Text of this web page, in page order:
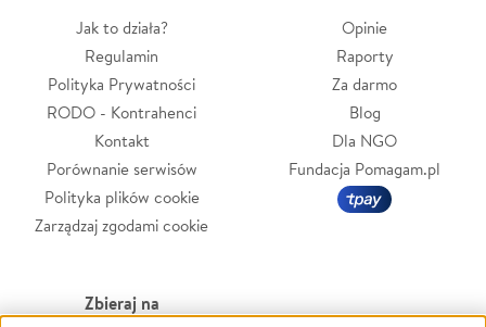
Jak to działa?
Regulamin
Polityka Prywatności
RODO - Kontrahenci
Kontakt
Porównanie serwisów
Polityka plików cookie
Zarządzaj zgodami cookie
Opinie
Raporty
Za darmo
Blog
Dla NGO
Fundacja Pomagam.pl
Zbieraj na